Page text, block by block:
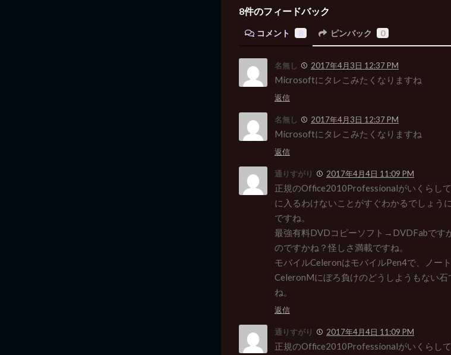
8件のフィードバック
コメント ピンバック 0
名無し 2017年4月3日 12:37 PM
Microsoftにタレこみたくなりますね
返信
名無し 2017年4月3日 12:37 PM
Microsoftにタレこみたくなりますね
返信
通りすがり 2017年4月4日 11:09 PM
正規のOffice2010Professionalがいくらし
に入るわけないことがすぐわかるでしょう
ですね。
最強有料DVDコピーソフト→DVDFabです
のですかね？怪しさ満載ですね。
モバイルCeleronはモバイルPen4で、ノー
CeleronMにぼろ負けのどうしようもない
ね。
返信
通りすがり 2017年4月4日 11:09 PM
正規のOffice2010Professionalがいくらし